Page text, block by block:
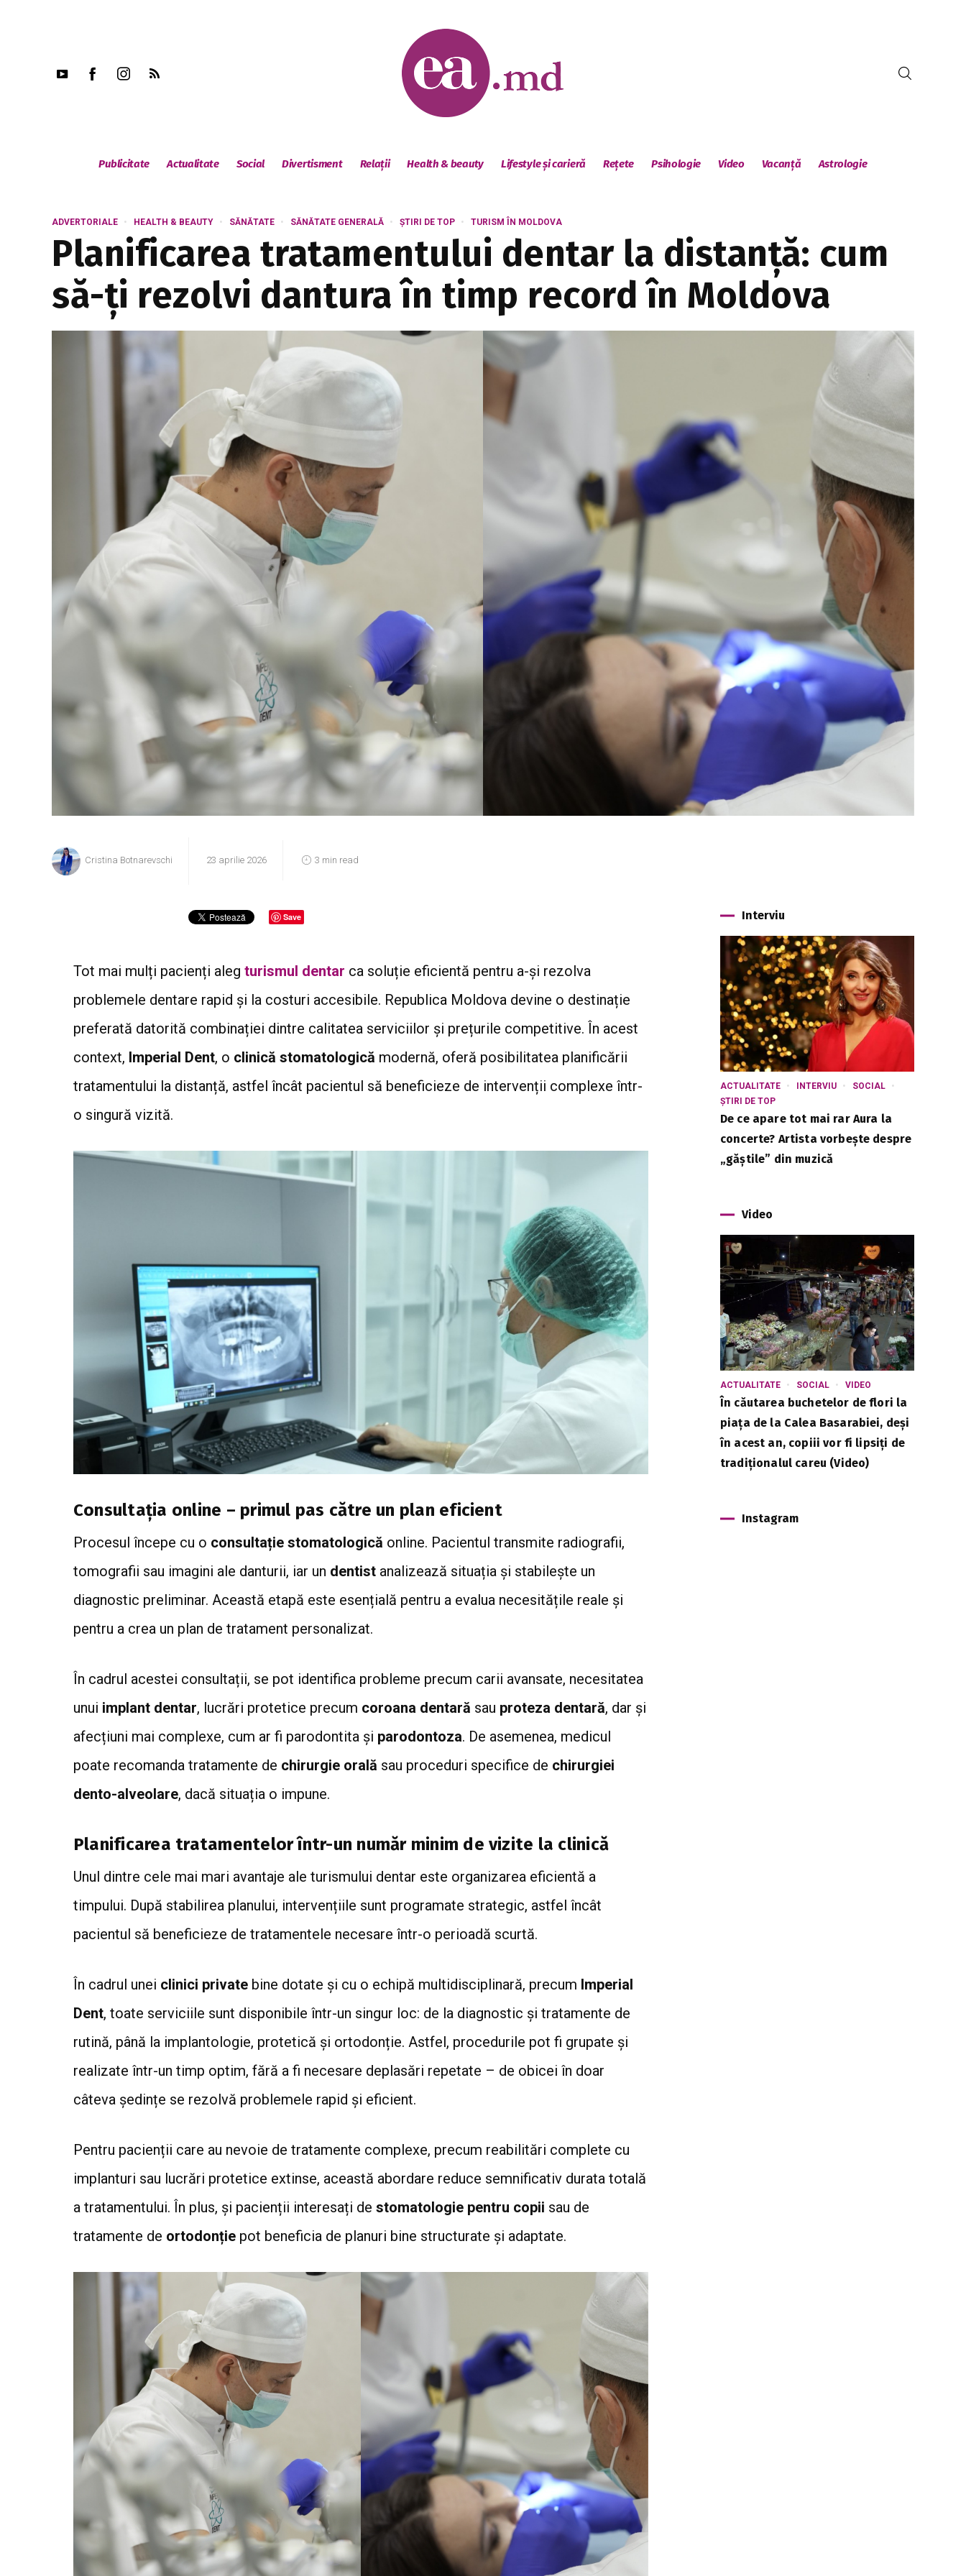
Publicitate Actualitate Social Divertisment Relații Health & beauty Lifestyle și carieră Rețete Psihologie Video Vacanță Astrologie
ADVERTORIALE HEALTH & BEAUTY SĂNĂTATE SĂNĂTATE GENERALĂ ȘTIRI DE TOP TURISM ÎN MOLDOVA
Planificarea tratamentului dentar la distanță: cum
să-ți rezolvi dantura în timp record în Moldova
Cristina Botnarevschi 23 aprilie 2026 3 min read
Save
Tot mai mulți pacienți aleg turismul dentar ca soluție eficientă pentru a-și rezolva
problemele dentare rapid și la costuri accesibile. Republica Moldova devine o destinație
preferată datorită combinației dintre calitatea serviciilor și prețurile competitive. În acest
context, Imperial Dent, o clinică stomatologică modernă, oferă posibilitatea planificării
tratamentului la distanță, astfel încât pacientul să beneficieze de intervenții complexe într-
o singură vizită.
Consultația online – primul pas către un plan eficient
Procesul începe cu o consultație stomatologică online. Pacientul transmite radiografii,
tomografii sau imagini ale danturii, iar un dentist analizează situația și stabilește un
diagnostic preliminar. Această etapă este esențială pentru a evalua necesitățile reale și
pentru a crea un plan de tratament personalizat.
În cadrul acestei consultații, se pot identifica probleme precum carii avansate, necesitatea
unui implant dentar, lucrări protetice precum coroana dentară sau proteza dentară, dar și
afecțiuni mai complexe, cum ar fi parodontita și parodontoza. De asemenea, medicul
poate recomanda tratamente de chirurgie orală sau proceduri specifice de chirurgiei
dento-alveolare, dacă situația o impune.
Planificarea tratamentelor într-un număr minim de vizite la clinică
Unul dintre cele mai mari avantaje ale turismului dentar este organizarea eficientă a
timpului. După stabilirea planului, intervențiile sunt programate strategic, astfel încât
pacientul să beneficieze de tratamentele necesare într-o perioadă scurtă.
În cadrul unei clinici private bine dotate și cu o echipă multidisciplinară, precum Imperial
Dent, toate serviciile sunt disponibile într-un singur loc: de la diagnostic și tratamente de
rutină, până la implantologie, protetică și ortodonție. Astfel, procedurile pot fi grupate și
realizate într-un timp optim, fără a fi necesare deplasări repetate – de obicei în doar
câteva ședințe se rezolvă problemele rapid și eficient.
Pentru pacienții care au nevoie de tratamente complexe, precum reabilitări complete cu
implanturi sau lucrări protetice extinse, această abordare reduce semnificativ durata totală
a tratamentului. În plus, și pacienții interesați de stomatologie pentru copii sau de
tratamente de ortodonție pot beneficia de planuri bine structurate și adaptate.
Interviu
ACTUALITATE INTERVIU
SOCIAL
ȘTIRI DE TOP
De ce apare tot mai rar Aura la
concerte? Artista vorbește despre
„găștile” din muzică
Video
ACTUALITATE SOCIAL VIDEO
În căutarea buchetelor de flori la
piața de la Calea Basarabiei, deși
în acest an, copiii vor fi lipsiți de
tradiționalul careu (Video)
Instagram